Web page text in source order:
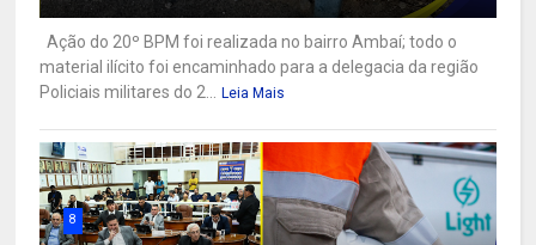
Ação do 20º BPM foi realizada no bairro Ambaí; todo o
material ilícito foi encaminhado para a delegacia da região
Policiais militares do 2...
Leia Mais
8